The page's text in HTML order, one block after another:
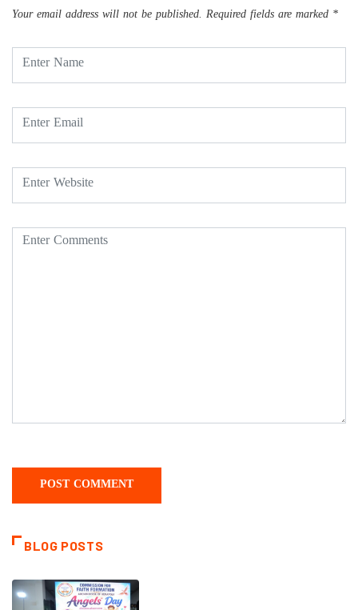
Your email address will not be published. Required fields are marked *
BLOG POSTS